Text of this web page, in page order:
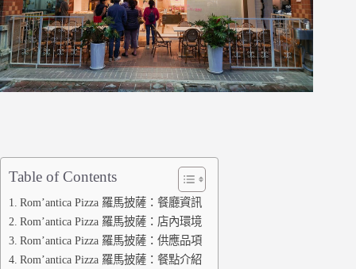
Table of Contents
Rom’antica Pizza 羅馬披薩：餐廳資訊
Rom’antica Pizza 羅馬披薩：店內環境
Rom’antica Pizza 羅馬披薩：供應品項
Rom’antica Pizza 羅馬披薩：餐點介紹